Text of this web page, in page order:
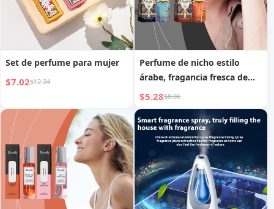
Set de perfume para mujer
$7.02$12.24
Perfume de nicho estilo
árabe, fragancia fresca de
larga duración, perfume
fragante ligero y elegante
para citas, para hombres y
mujeres
$5.28$8.86